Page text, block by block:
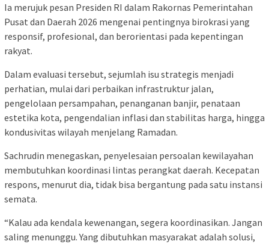
Ia merujuk pesan Presiden RI dalam Rakornas Pemerintahan
Pusat dan Daerah 2026 mengenai pentingnya birokrasi yang
responsif, profesional, dan berorientasi pada kepentingan
rakyat.
Dalam evaluasi tersebut, sejumlah isu strategis menjadi
perhatian, mulai dari perbaikan infrastruktur jalan,
pengelolaan persampahan, penanganan banjir, penataan
estetika kota, pengendalian inflasi dan stabilitas harga, hingga
kondusivitas wilayah menjelang Ramadan.
Sachrudin menegaskan, penyelesaian persoalan kewilayahan
membutuhkan koordinasi lintas perangkat daerah. Kecepatan
respons, menurut dia, tidak bisa bergantung pada satu instansi
semata.
“Kalau ada kendala kewenangan, segera koordinasikan. Jangan
saling menunggu. Yang dibutuhkan masyarakat adalah solusi,